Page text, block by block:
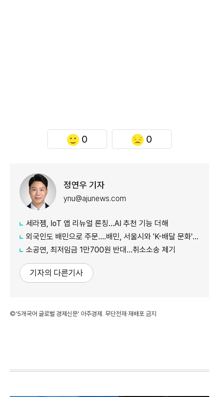
0 0
정연우 기자
ynu@ajunews.com
세라젬, IoT 앱 리뉴얼 론칭...AI 추천 기능 더해
외국인도 배민으로 주문....배민, 서울시와 'K-배달 문화' 알리기 나서
소공연, 최저임금 1만700원 반대...취소소송 제기
기자의 다른기사
©'5개국어 글로벌 경제신문' 아주경제. 무단전재·재배포 금지